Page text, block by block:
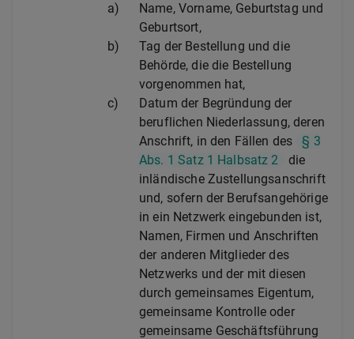
a)
Name, Vorname, Geburtstag und
Geburtsort,
b)
Tag der Bestellung und die
Behörde, die die Bestellung
vorgenommen hat,
c)
Datum der Begründung der
beruflichen Niederlassung, deren
Anschrift, in den Fällen des
§ 3
Abs. 1 Satz 1 Halbsatz 2
die
inländische Zustellungsanschrift
und, sofern der Berufsangehörige
in ein Netzwerk eingebunden ist,
Namen, Firmen und Anschriften
der anderen Mitglieder des
Netzwerks und der mit diesen
durch gemeinsames Eigentum,
gemeinsame Kontrolle oder
gemeinsame Geschäftsführung